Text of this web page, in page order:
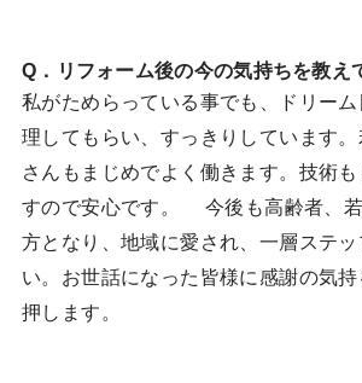
Q．リフォーム後の今の気持ちを教え
私がためらっている事でも、ドリー
理してもらい、すっきりしています
さんもまじめでよく働きます。技術
すので安心です。 今後も高齢者、
方となり、地域に愛され、一層ステ
い。お世話になった皆様に感謝の気
押します。